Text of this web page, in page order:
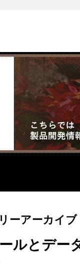
ーアーカイブ
ルとデー